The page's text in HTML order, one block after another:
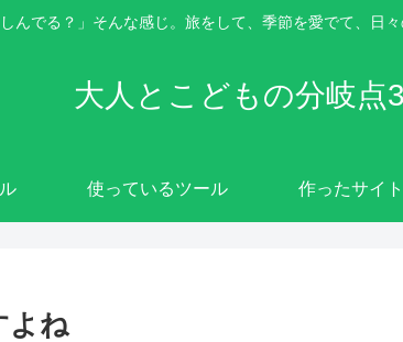
しんでる？」そんな感じ。旅をして、季節を愛でて、日
大人とこどもの分岐点
使っているツール 作ったサイト
よね